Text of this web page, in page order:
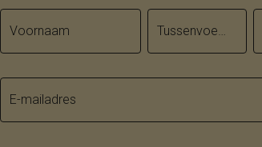
Voornaam Tussenvoegsel
E-mailadres